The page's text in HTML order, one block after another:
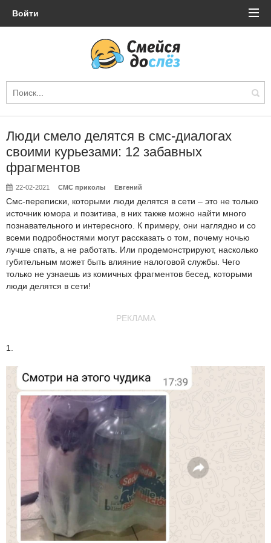
Войти
Люди смело делятся в смс-диалогах
своими курьезами: 12 забавных
фрагментов
22-02-2021 СМС приколы Евгений
Смс-переписки, которыми люди делятся в сети – это не только
источник юмора и позитива, в них также можно найти много
познавательного и интересного. К примеру, они наглядно и со
всеми подробностями могут рассказать о том, почему ночью
лучше спать, а не работать. Или продемонстрируют, насколько
губительным может быть влияние налоговой службы. Чего
только не узнаешь из комичных фрагментов бесед, которыми
люди делятся в сети!
РЕКЛАМА
1.